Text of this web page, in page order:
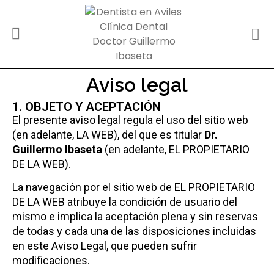
Aviso legal
1. OBJETO Y ACEPTACIÓN
El presente aviso legal regula el uso del sitio web
(en adelante, LA WEB), del que es titular Dr.
Guillermo Ibaseta (en adelante, EL PROPIETARIO
DE LA WEB).
La navegación por el sitio web de EL PROPIETARIO
DE LA WEB atribuye la condición de usuario del
mismo e implica la aceptación plena y sin reservas
de todas y cada una de las disposiciones incluidas
en este Aviso Legal, que pueden sufrir
modificaciones.